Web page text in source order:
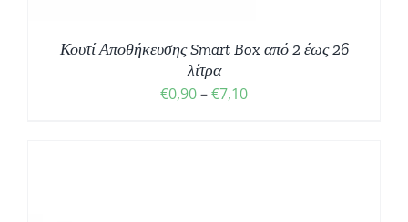
Κουτί Αποθήκευσης Smart Box από 2 έως 26
λίτρα
€0,90–€7,10Price